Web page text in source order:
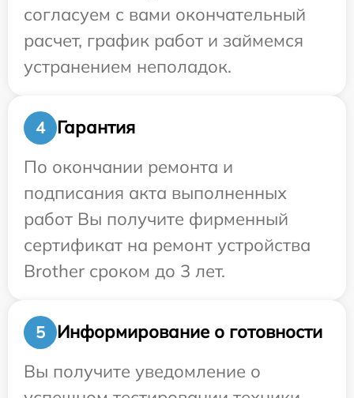
согласуем с вами окончательный
расчет, график работ и займемся
устранением неполадок.
4
Гарантия
По окончании ремонта и
подписания акта выполненных
работ Вы получите фирменный
сертификат на ремонт устройства
Brother сроком до 3 лет.
5
Информирование о готовности
Вы получите уведомление о